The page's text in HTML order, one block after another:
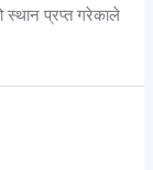
स्थान प्रप्त गरेकाले